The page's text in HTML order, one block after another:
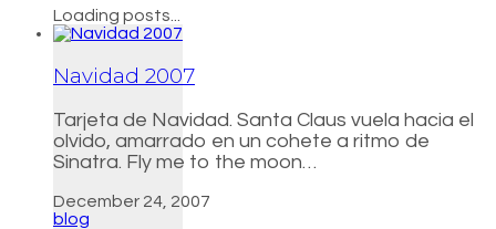
Loading posts...
Navidad 2007
Tarjeta de Navidad. Santa Claus vuela hacia el
olvido, amarrado en un cohete a ritmo de
Sinatra. Fly me to the moon…
December 24, 2007
blog